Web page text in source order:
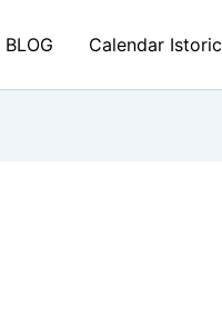
BLOG Calendar Istoric